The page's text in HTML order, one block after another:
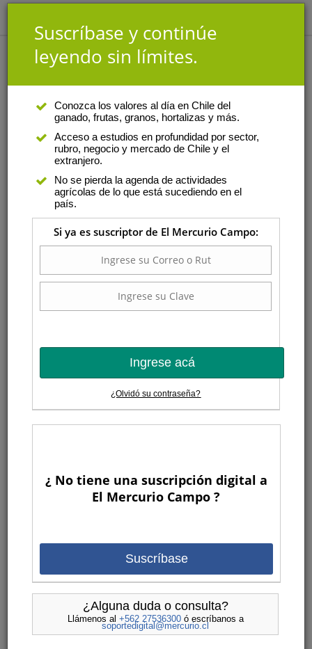
Pablo Rogers
Es abogado asociado de la firma
del equipo de seguros y derecho
de los reclamos por siniestros de
carga y negociación con
navieras.
Tiempo de cambios
tanto a corto como largo plazo, en las relaciones entre
las exportadoras, las aseguradoras y las navieras, por lo
que es necesario que los agro exportadores tomen una
serie de resguardos.
Gregorio Billikopf
Francisco Galli
Gonzalo Manzano
Gustavo Rojas
Gonzalo Muñoz
Suscríbase y continúe
leyendo sin límites.
Conozca los valores al día en Chile del
ganado, frutas, granos, hortalizas y más.
Acceso a estudios en profundidad por sector,
rubro, negocio y mercado de Chile y el
extranjero.
No se pierda la agenda de actividades
agrícolas de lo que está sucediendo en el
país.
Si ya es suscriptor de El Mercurio Campo:
Ingrese acá
¿Olvidó su contraseña?
¿ No tiene una suscripción digital a
El Mercurio Campo ?
Suscríbase
¿Alguna duda o consulta?
Llámenos al +562 27536300ó escríbanos a
soportedigital@mercurio.cl